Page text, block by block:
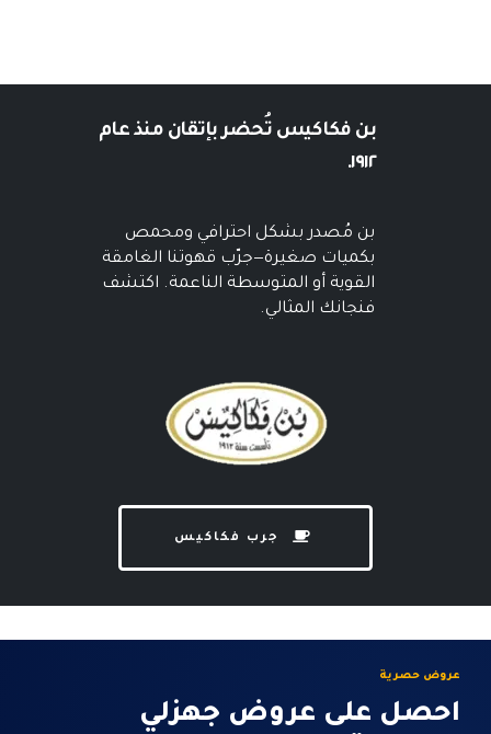
بن فكاكيستُحضر بإتقان منذ عام
١٩١٢.
بن مُصدر بشكل احترافي ومحمص
بكميات صغيرة—جرّب قهوتنا الغامقة
القوية أو المتوسطة الناعمة. اكتشف
فنجانك المثالي.
جرب فكاكيس
عروض حصرية
احصل على عروض جهزلي